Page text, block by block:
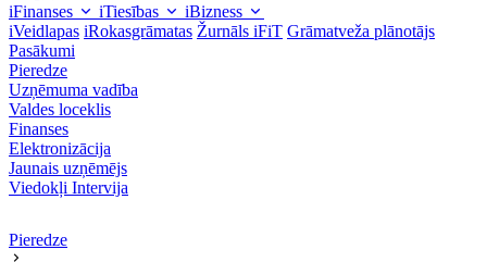
iFinanses iTiesības
iBizness
iVeidlapas iRokasgrāmatas Žurnāls iFiT Grāmatveža plānotājs
Pasākumi
Pieredze
Uzņēmuma vadība
Valdes loceklis
Finanses
Elektronizācija
Jaunais uzņēmējs
Viedokļi Intervija
Pieredze